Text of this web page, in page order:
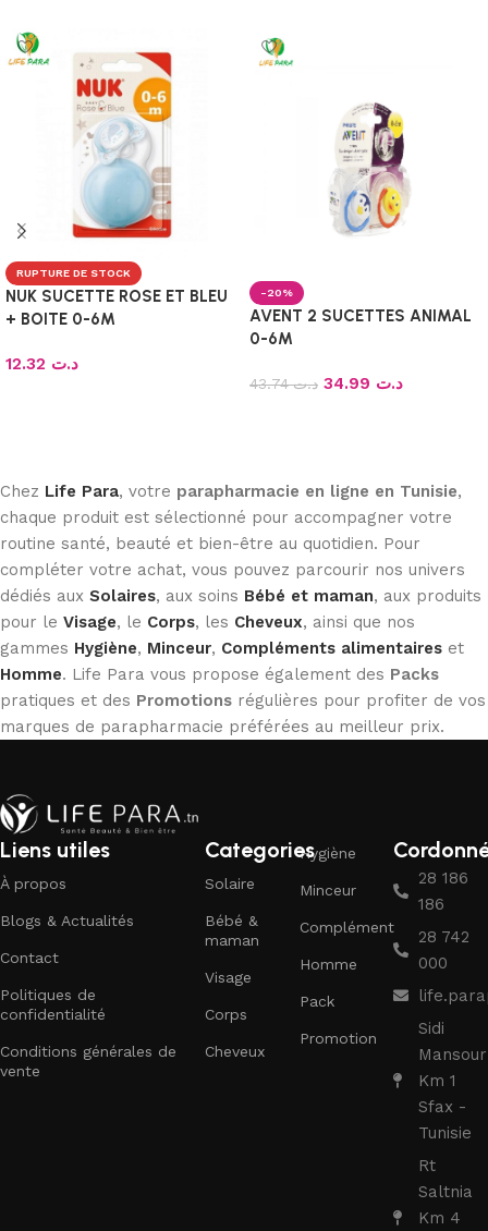
RUPTURE DE STOCK
NUK SUCETTE ROSE ET BLEU
+ BOITE 0-6M
د.ت
-20%
AVENT 2 SUCETTES ANIMAL
0-6M
د.ت43.74 د.ت
Chez Life Para, votre parapharmacie en ligne en Tunisie,
chaque produit est sélectionné pour accompagner votre
routine santé, beauté et bien-être au quotidien. Pour
compléter votre achat, vous pouvez parcourir nos univers
dédiés aux Solaires, aux soins Bébé et maman, aux produits
pour le Visage, le Corps, les Cheveux, ainsi que nos
gammes Hygiène, Minceur, Compléments alimentaires et
Homme. Life Para vous propose également des Packs
pratiques et des Promotions régulières pour profiter de vos
marques de parapharmacie préférées au meilleur prix.
Liens utiles
À propos
Blogs & Actualités
Contact
Politiques de
confidentialité
Conditions générales de
vente
Categories
Solaire
Bébé &
maman
Visage
Corps
Cheveux
Hygiène
Minceur
Complément
Homme
Pack
Promotion
28 186
186
28 742
000
Sidi
Mansour
Km 1
Sfax -
Tunisie
Rt
Saltnia
Km 4